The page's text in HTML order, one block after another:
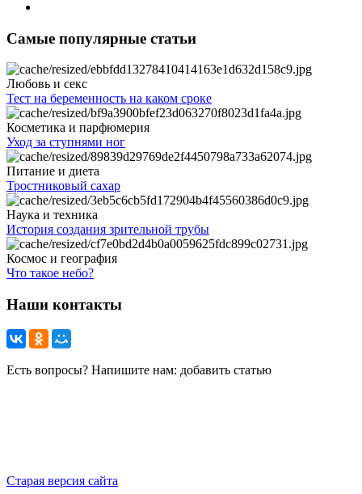
Самые популярные статьи
Любовь и секс
Тест на беременность на каком сроке
Косметика и парфюмерия
Уход за ступнями ног
Питание и диета
Тростниковый сахар
Наука и техника
История создания зрительной трубы
Космос и география
Что такое небо?
Наши контакты
Есть вопросы? Напишите нам: добавить статью
Старая версия сайта